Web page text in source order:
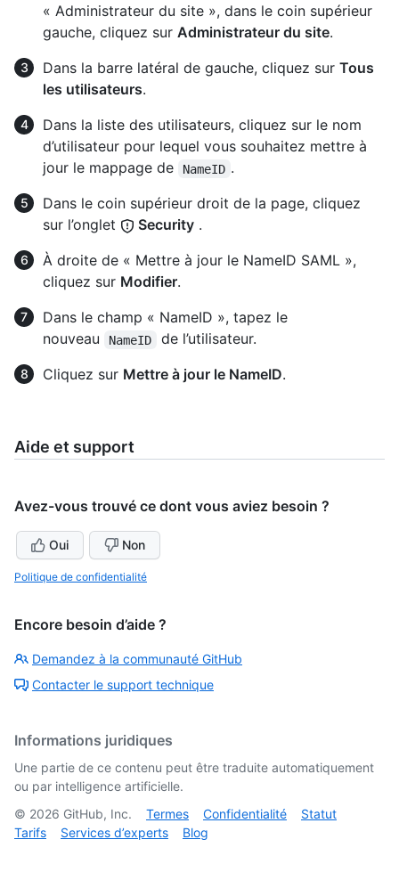
« Administrateur du site », dans le coin supérieur
gauche, cliquez sur Administrateur du site.
Dans la barre latéral de gauche, cliquez sur Tous
les utilisateurs.
Dans la liste des utilisateurs, cliquez sur le nom
d’utilisateur pour lequel vous souhaitez mettre à
jour le mappage de
NameID .
Dans le coin supérieur droit de la page, cliquez
sur l’onglet
Security .
À droite de « Mettre à jour le NameID SAML »,
cliquez sur Modifier.
Dans le champ « NameID », tapez le
nouveau
NameID
de l’utilisateur.
Cliquez sur Mettre à jour le NameID.
Aide et support
Avez-vous trouvé ce dont vous aviez besoin ?
Oui Non
Politique de confidentialité
Encore besoin d’aide ?
Demandez à la communauté GitHub
Contacter le support technique
Informations juridiques
Une partie de ce contenu peut être traduite automatiquement
ou par intelligence artificielle.
© 2026 GitHub, Inc. Termes Confidentialité
Statut
Tarifs
Services d’experts Blog